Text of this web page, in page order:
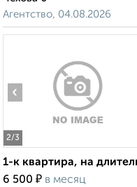
Агентство, 04.08.2026
2/3
‹
1-к квартира, на
6 500 ₽ в месяц